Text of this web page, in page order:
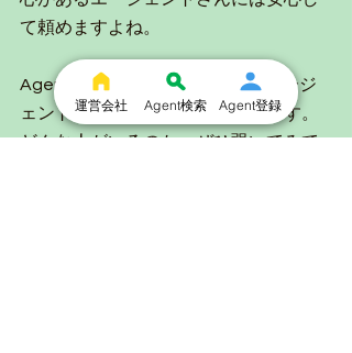
て頼めますよね。
Agentconnectにはこの他にもエージ
ェントが書いたブログ多数あります。
どんな人がいるのか、ぜひ覗いてみて
運営会社 Agent検索 Agent登録